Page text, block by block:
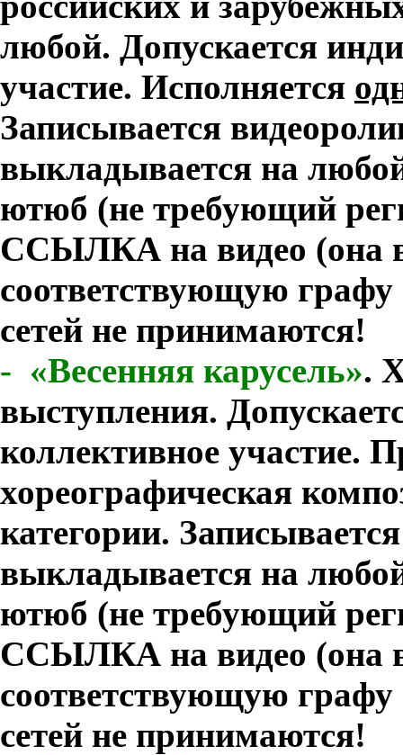
любой. Допускается
участие. Исполняется
Записывается
выкладывается на
ютюб (не требующий
ССЫЛКА на видео (она
соответствующую графу
сетей не принимаются!
- «Весенняя карусель».
выступления.
коллективное участие.
хореографическая
категории.
выкладывается на
ютюб (не требующий
ССЫЛКА на видео (она
соответствующую графу
сетей не принимаются!